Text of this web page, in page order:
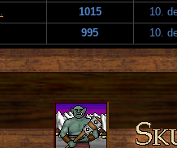
1015
10.
995 10.